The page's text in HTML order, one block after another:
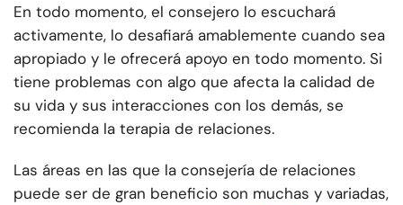
En todo momento, el consejero lo escuchará
activamente, lo desafiará amablemente cuando sea
apropiado y le ofrecerá apoyo en todo momento. Si
tiene problemas con algo que afecta la calidad de
su vida y sus interacciones con los demás, se
recomienda la terapia de relaciones.
Las áreas en las que la consejería de relaciones
puede ser de gran beneficio son muchas y variadas,